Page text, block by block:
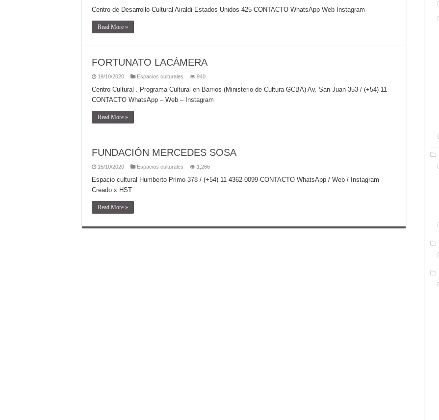
Centro de Desarrollo Cultural Airaldi Estados Unidos 425 CONTACTO WhatsApp Web Instagram
Read More »
FORTUNATO LACÁMERA
19/10/2020 Espacios culturales 940
Centro Cultural . Programa Cultural en Barrios (Ministerio de Cultura GCBA) Av. San Juan 353 / (+54) 11
CONTACTO WhatsApp – Web – Instagram
Read More »
FUNDACIÓN MERCEDES SOSA
15/10/2020 Espacios culturales 1,266
Espacio cultural Humberto Primo 378 / (+54) 11 4362-0099 CONTACTO WhatsApp / Web / Instagram
Creado x HST
Read More »